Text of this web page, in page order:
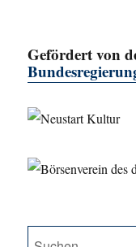
Gefördert von
Suche